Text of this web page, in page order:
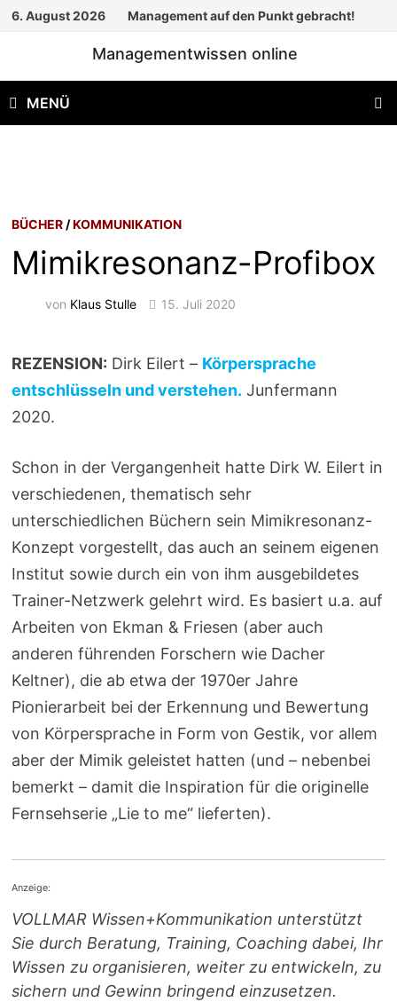
Zum
6. August 2026 Management auf den Punkt gebracht!
Managementwissen online
MENÜ
BÜCHER /KOMMUNIKATION
Mimikresonanz-Profibox
von Klaus Stulle 15. Juli 2020
REZENSION: Dirk Eilert – Körpersprache
entschlüsseln und verstehen. Junfermann
2020.
Schon in der Vergangenheit hatte Dirk W. Eilert in
verschiedenen, thematisch sehr
unterschiedlichen Büchern sein Mimikresonanz-
Konzept vorgestellt, das auch an seinem eigenen
Institut sowie durch ein von ihm ausgebildetes
Trainer-Netzwerk gelehrt wird. Es basiert u.a. auf
Arbeiten von Ekman & Friesen (aber auch
anderen führenden Forschern wie Dacher
Keltner), die ab etwa der 1970er Jahre
Pionierarbeit bei der Erkennung und Bewertung
von Körpersprache in Form von Gestik, vor allem
aber der Mimik geleistet hatten (und – nebenbei
bemerkt – damit die Inspiration für die originelle
Fernsehserie „Lie to me“ lieferten).
Anzeige:
VOLLMAR Wissen+Kommunikation unterstützt
Sie durch Beratung, Training, Coaching dabei, Ihr
Wissen zu organisieren, weiter zu entwickeln, zu
sichern und Gewinn bringend einzusetzen.